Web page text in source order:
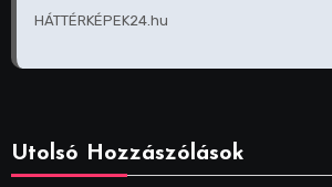
HÁTTÉRKÉPEK24.hu
Utolsó Hozzászólások